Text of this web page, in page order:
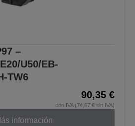
–
U50/EB-
TW6
90,35 €
con IVA (74,67 € sin IVA)
información